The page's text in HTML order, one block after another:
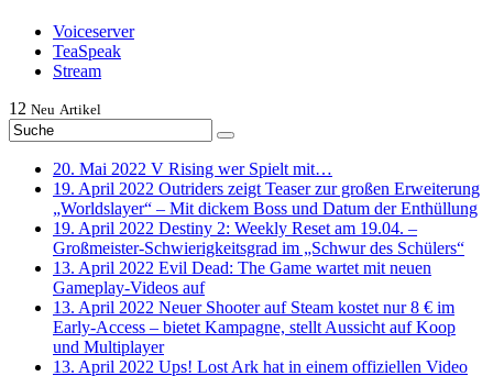
Voiceserver
TeaSpeak
Stream
12 Neu Artikel
20. Mai 2022 V Rising wer Spielt mit…
19. April 2022 Outriders zeigt Teaser zur großen Erweiterung
„Worldslayer“ – Mit dickem Boss und Datum der Enthüllung
19. April 2022 Destiny 2: Weekly Reset am 19.04. –
Großmeister-Schwierigkeitsgrad im „Schwur des Schülers“
13. April 2022 Evil Dead: The Game wartet mit neuen
Gameplay-Videos auf
13. April 2022 Neuer Shooter auf Steam kostet nur 8 € im
Early-Access – bietet Kampagne, stellt Aussicht auf Koop
und Multiplayer
13. April 2022 Ups! Lost Ark hat in einem offiziellen Video